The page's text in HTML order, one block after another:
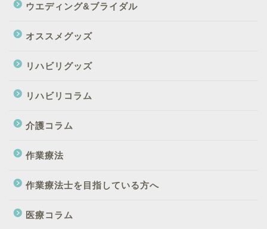
ウエディング&ブライダル
オススメグッズ
リハビリグッズ
リハビリコラム
介護コラム
作業療法
作業療法士を目指している方へ
医療コラム